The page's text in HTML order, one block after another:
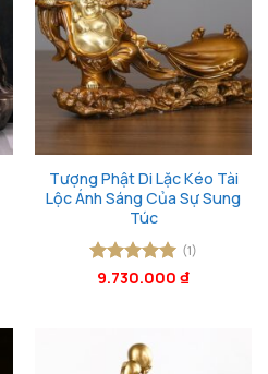
Tượng Phật Di Lặc Kéo Tài
Lộc Ánh Sáng Của Sự Sung
Túc
Được xếp
(1)
9.730.000 ₫